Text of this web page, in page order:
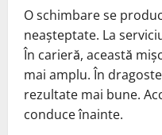
O schimbare se
neașteptate. La
În carieră, această
mai amplu. În
rezultate mai bune.
conduce înainte.